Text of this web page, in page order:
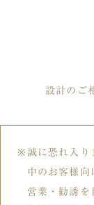
設計のご
誠に恐れ入り
中のお客様向
営業・勧誘を